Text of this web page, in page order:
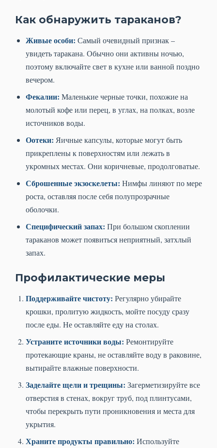
Как обнаружить тараканов?
Живые особи: Самый очевидный признак –
увидеть таракана. Обычно они активны ночью,
поэтому включайте свет в кухне или ванной поздно
вечером.
Фекалии: Маленькие черные точки, похожие на
молотый кофе или перец, в углах, на полках, возле
источников воды.
Оотеки: Яичные капсулы, которые могут быть
прикреплены к поверхностям или лежать в
укромных местах. Они коричневые, продолговатые.
Сброшенные экзоскелеты: Нимфы линяют по мере
роста, оставляя после себя полупрозрачные
оболочки.
Специфический запах: При большом скоплении
тараканов может появиться неприятный, затхлый
запах.
Профилактические меры
Поддерживайте чистоту: Регулярно убирайте
крошки, пролитую жидкость, мойте посуду сразу
после еды. Не оставляйте еду на столах.
Устраните источники воды: Ремонтируйте
протекающие краны, не оставляйте воду в раковине,
вытирайте влажные поверхности.
Заделайте щели и трещины: Загерметизируйте все
отверстия в стенах, вокруг труб, под плинтусами,
чтобы перекрыть пути проникновения и места для
укрытия.
Храните продукты правильно: Используйте